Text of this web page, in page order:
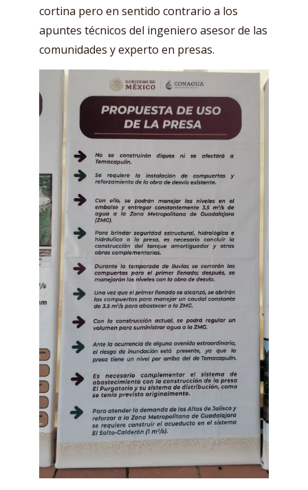
cortina pero en sentido contrario a los
apuntes técnicos del ingeniero asesor de las
comunidades y experto en presas.